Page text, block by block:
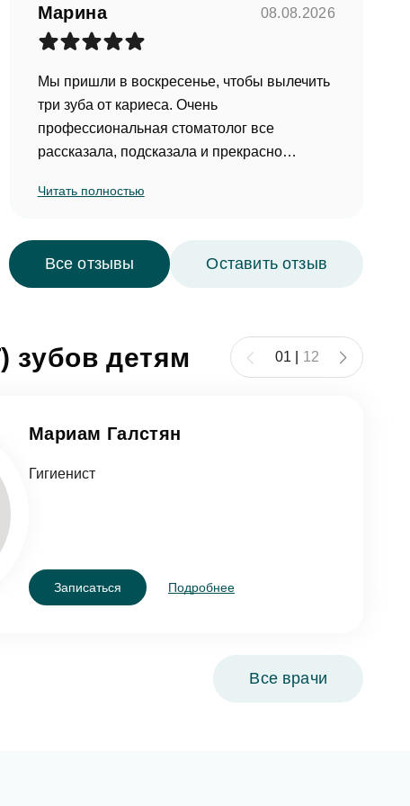
Марина 08.08.2026
Мы пришли в воскресенье, чтобы вылечить
три зуба от кариеса. Очень
профессиональная стоматолог все
рассказала, подсказала и прекрасно
себе ребенка, провела тестирование,
обезболивающее и приступила к лечению.
Также доктор посоветовала использовать
маркерную зубную пасту, добавить в чистку
(Отзыв оставлен на Zoon)
Читать полностью
Все отзывы Оставить отзыв
зубов детям 01 12
Мариам Галстян
Гигиенист
Записаться Подробнее
Все врачи